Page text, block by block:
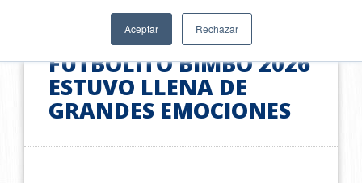
Aceptar Rechazar
LA FINAL DE
FUTBOLITO BIMBO 2026
ESTUVO LLENA DE
GRANDES EMOCIONES